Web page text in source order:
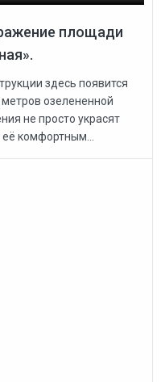
площади
здесь появится
озелененной
не просто украсят
комфортным...